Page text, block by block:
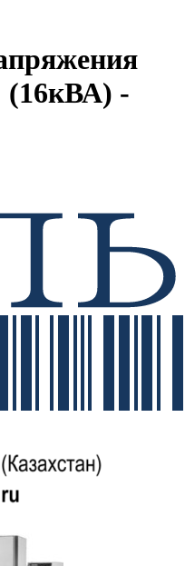
(16кВА) -